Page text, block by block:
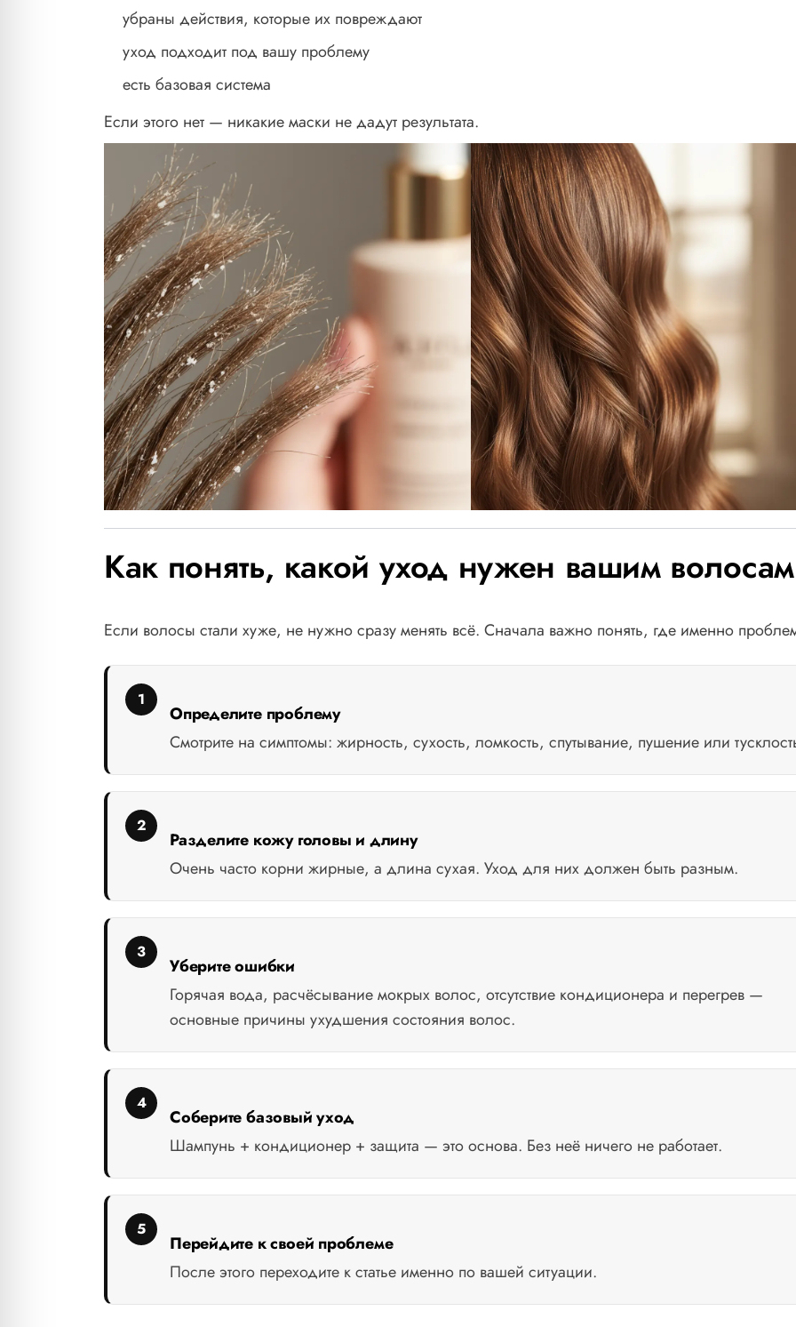
убраны действия, которые их повреждают
уход подходит под вашу проблему
есть базовая система
Если этого нет — никакие маски не дадут результата.
Как понять, какой уход нужен вашим волосам
Если волосы стали хуже, не нужно сразу менять всё. Сначала важно понять, где именно
Определите проблему
Смотрите на симптомы: жирность, сухость, ломкость, спутывание, пушение или
Разделите кожу головы и длину
Очень часто корни жирные, а длина сухая. Уход для них должен быть разным.
Уберите ошибки
Горячая вода, расчёсывание мокрых волос, отсутствие кондиционера и перегрев —
основные причины ухудшения состояния волос.
Соберите базовый уход
Шампунь + кондиционер + защита — это основа. Без неё ничего не работает.
Перейдите к своей проблеме
После этого переходите к статье именно по вашей ситуации.